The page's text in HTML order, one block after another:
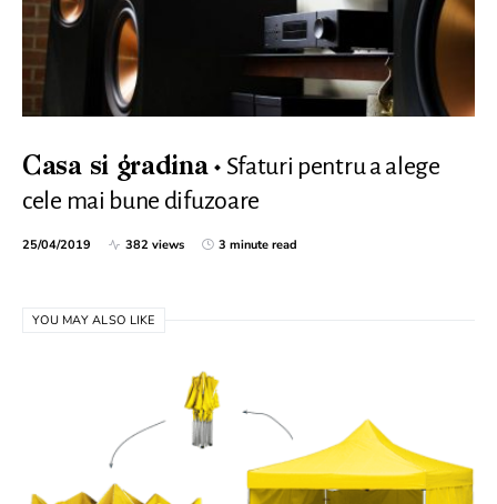
Casa si gradina
Sfaturi pentru a alege
cele mai bune difuzoare
25/04/2019 382 views 3 minute read
YOU MAY ALSO LIKE